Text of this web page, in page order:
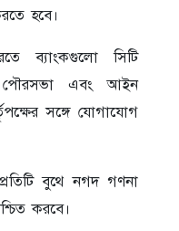
হবে।
ব্যাংকগুলো সিটি
পৌরসভা এবং আইন
সঙ্গে যোগাযোগ
বুথে নগদ গণনা
করবে।